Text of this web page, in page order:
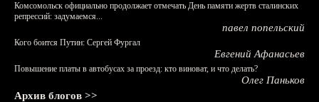
Комсомольск официально продолжает отмечать День памяти жертв сталинских
репрессий: задумаемся...
павел попельский
Кого боится Путин: Сергей Фургал
Евгений Афанасьев
Повышение платы в автобусах за проезд: кто виноват, и что делать?
Олег Паньков
Архив блогов >>